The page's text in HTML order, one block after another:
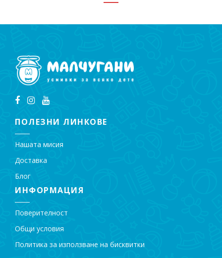
ПОЛЕЗНИ ЛИНКОВЕ
Нашата мисия
Доставка
Блог
ИНФОРМАЦИЯ
Поверителност
Общи условия
Политика за използване на бисквитки